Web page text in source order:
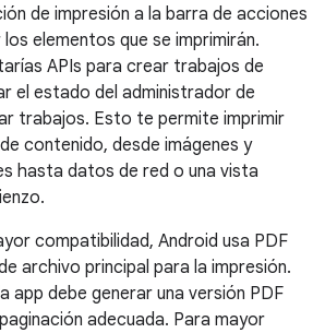
de impresión a la barra de acciones
los elementos que se imprimirán.
APIs para crear trabajos de
el estado del administrador de
trabajos. Esto te permite imprimir
contenido, desde imágenes y
hasta datos de red o una vista
compatibilidad, Android usa PDF
archivo principal para la impresión.
app debe generar una versión PDF
adecuada. Para mayor